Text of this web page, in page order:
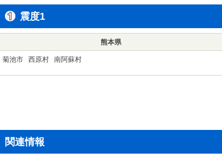
震度1
熊本県
菊池市 西原村 南阿蘇村
関連情報